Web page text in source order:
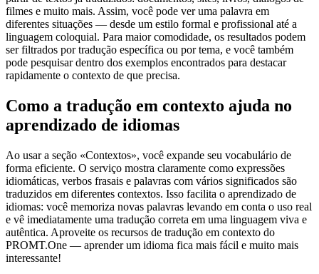
filmes e muito mais. Assim, você pode ver uma palavra em
diferentes situações — desde um estilo formal e profissional até a
linguagem coloquial. Para maior comodidade, os resultados podem
ser filtrados por tradução específica ou por tema, e você também
pode pesquisar dentro dos exemplos encontrados para destacar
rapidamente o contexto de que precisa.
Como a tradução em contexto ajuda no
aprendizado de idiomas
Ao usar a seção «Contextos», você expande seu vocabulário de
forma eficiente. O serviço mostra claramente como expressões
idiomáticas, verbos frasais e palavras com vários significados são
traduzidos em diferentes contextos. Isso facilita o aprendizado de
idiomas: você memoriza novas palavras levando em conta o uso real
e vê imediatamente uma tradução correta em uma linguagem viva e
autêntica. Aproveite os recursos de tradução em contexto do
PROMT.One — aprender um idioma fica mais fácil e muito mais
interessante!